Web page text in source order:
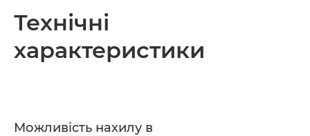
Технічні характеристики
Технічні
характеристики
Можливість нахилу в